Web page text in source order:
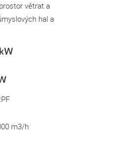
větrat a
hal a
m3/h